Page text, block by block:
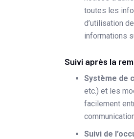
toutes les
d’utilisation
informations
Suivi après la
Système de
etc.) et les
facilement
Suivi de